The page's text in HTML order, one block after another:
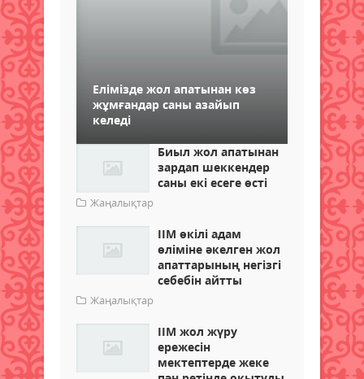
Елімізде жол апатынан көз
жұмғандар саны азайып
келеді
Биыл жол апатынан
зардап шеккендер
саны екі есеге өсті
Жаңалықтар
ІІМ өкілі адам
өліміне әкелген жол
апаттарының негізгі
себебін айтты
Жаңалықтар
ІІМ жол жүру
ережесін
мектептерде жеке